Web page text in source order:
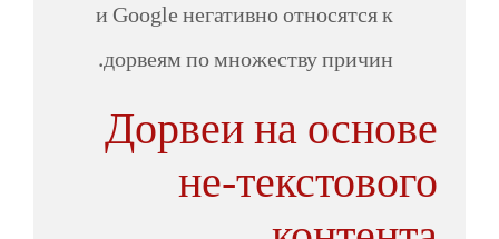
и Google негативно относятся к
дорвеям по множеству причин.
Дорвеи на основе
не-текстового